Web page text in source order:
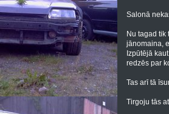
Salonā
Nu tagad
jānomaina,
Izpūtējā
redzēs par
Tas arī tā
Tirgoju tās